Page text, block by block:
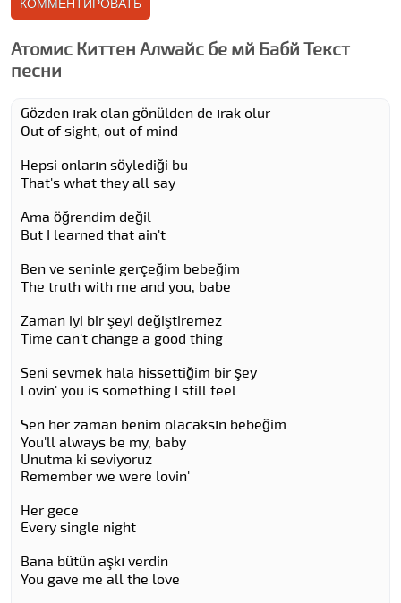
Атомиc Киттен Алwайс бе мй Бабй Текст
песни
Gözden ırak olan gönülden de ırak olur
Out of sight, out of mind
Hepsi onların söylediği bu
That's what they all say
Ama öğrendim değil
But I learned that ain't
Ben ve seninle gerçeğim bebeğim
The truth with me and you, babe
Zaman iyi bir şeyi değiştiremez
Time can't change a good thing
Seni sevmek hala hissettiğim bir şey
Lovin' you is something I still feel
Sen her zaman benim olacaksın bebeğim
You'll always be my, baby
Unutma ki seviyoruz
Remember we were lovin'
Her gece
Every single night
Bana bütün aşkı verdin
You gave me all the love